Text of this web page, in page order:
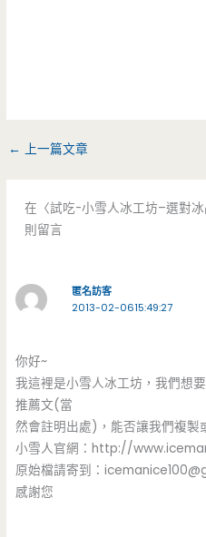
← 上一篇文章
在〈試吃-小雪人冰工坊–選對
則留言
匿名訪客
2013-02-0615:49:27
你好~
我這裡是小雪人冰工坊，我們想
推薦文(當
然會註明出處)，能否讓我們複製
小雪人官網：http://
原始檔請寄到：
感謝您